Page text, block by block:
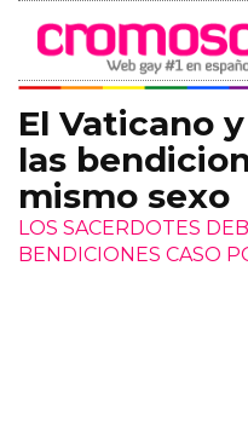
El Vaticano
las
mismo sexo
LOS SACERDOTES
BENDICIONES CASO